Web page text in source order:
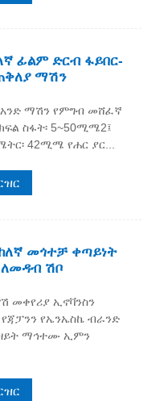
ፊልም ድርብ ፋይበር-
ማሽን
ማሽን የምግብ መሸፈኛ
ስፋት፡ 5~50ሚሜ2፤
42ሚሜ የሐር ያር...
መጎተቻ ቀጣይነት
ለመዳብ ሽቦ
መቀየሪያ ኢኖቫንስን
የኤንኤስኬ ብራንድ
ማኅተሙ ኢምን